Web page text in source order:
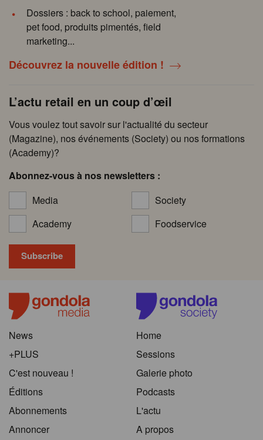
Dossiers : back to school, paiement,
pet food, produits pimentés, field
marketing...
Découvrez la nouvelle édition !
L’actu retail en un coup d’œil
Vous voulez tout savoir sur l'actualité du secteur
(Magazine), nos événements (Society) ou nos formations
(Academy)?
Abonnez-vous à nos newsletters :
Media
Society
Academy
Foodservice
News
+PLUS
C'est nouveau !
Éditions
Abonnements
Annoncer
Home
Sessions
Galerie photo
Podcasts
L'actu
A propos